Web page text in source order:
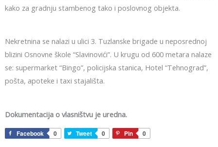
kako za gradnju stambenog tako i poslovnog objekta.
Nekretnina se nalazi u ulici 3. Tuzlanske brigade u neposrednoj
blizini Osnovne škole “Slavinovići”. U krugu od 600 metara nalaze
se: supermarket “Bingo”, policijska stanica, Hotel “Tehnograd”,
pošta, apoteke i taxi stajališta.
Dokumentacija o vlasništvu je uredna.
Facebook 0 Tweet 0 Pin 0